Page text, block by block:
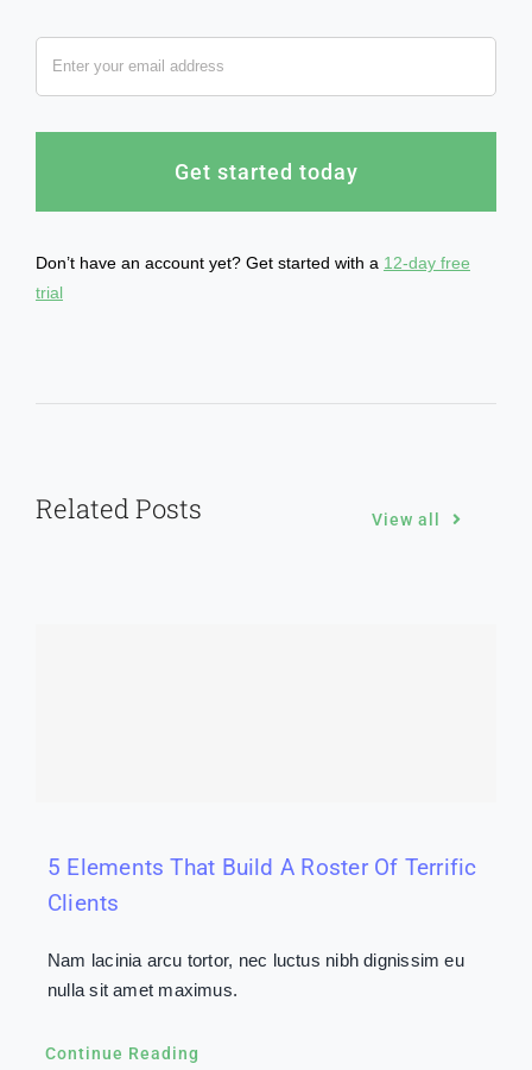
Get started today
Don’t have an account yet? Get started with a 12-day free
trial
Related Posts View all
5 Elements That Build A Roster Of Terrific
Clients
Nam lacinia arcu tortor, nec luctus nibh dignissim eu
nulla sit amet maximus.
Continue Reading